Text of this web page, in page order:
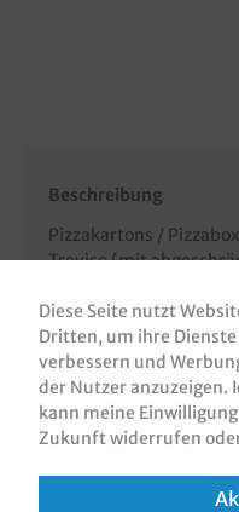
Beschreibung
Pizzakartons /
Treviso (mit
Bewertungen
Informationen zur
Diese Seite nutzt
Dritten, um ihre
verbessern und
der Nutzer anzuzeigen.
kann meine
Zukunft widerrufen